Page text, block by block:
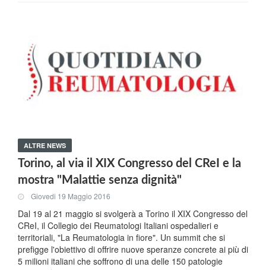
ALTRE NEWS
Torino, al via il XIX Congresso del CReI e la
mostra "Malattie senza dignità"
Giovedi 19 Maggio 2016
Dal 19 al 21 maggio si svolgerà a Torino il XIX Congresso del
CReI, il Collegio dei Reumatologi Italiani ospedalieri e
territoriali, "La Reumatologia in fiore". Un summit che si
prefigge l'obiettivo di offrire nuove speranze concrete ai più di
5 milioni italiani che soffrono di una delle 150 patologie